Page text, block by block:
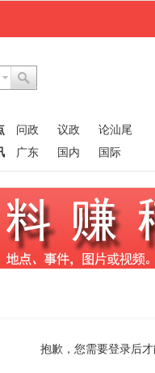
问政 议政
论汕尾
广东 国内 国际
抱歉，您需要登录后